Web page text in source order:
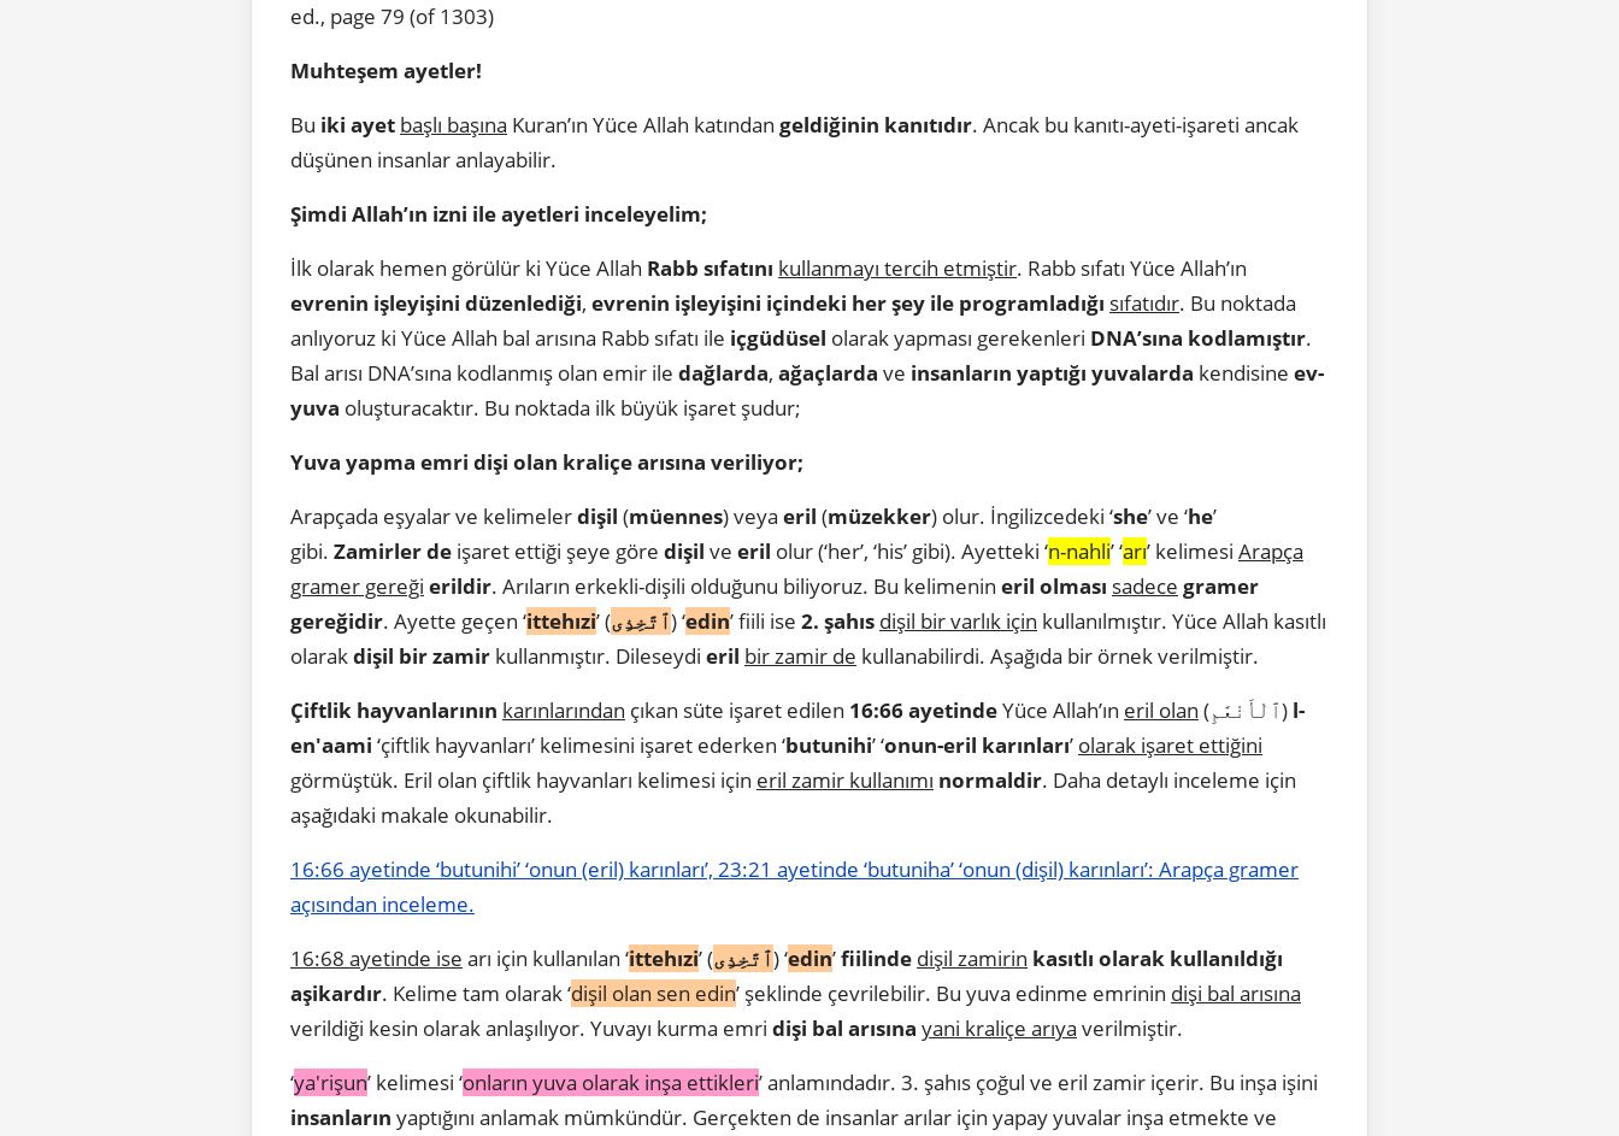
ed., page 79 (of 1303)
Muhteşem ayetler!
Bu iki ayet başlı başına Kuran’ın Yüce Allah katından geldiğinin kanıtıdır. Ancak bu kanıtı-ayeti-işareti ancak
düşünen insanlar anlayabilir.
Şimdi Allah’ın izni ile ayetleri inceleyelim;
İlk olarak hemen görülür ki Yüce Allah Rabb sıfatını kullanmayı tercih etmiştir. Rabb sıfatı Yüce Allah’ın
evrenin işleyişini düzenlediği, evrenin işleyişini içindeki her şey ile programladığı sıfatıdır. Bu noktada
anlıyoruz ki Yüce Allah bal arısına Rabb sıfatı ile içgüdüsel olarak yapması gerekenleri DNA’sına kodlamıştır.
Bal arısı DNA’sına kodlanmış olan emir ile dağlarda, ağaçlarda ve insanların yaptığı yuvalarda kendisine ev-
yuva oluşturacaktır. Bu noktada ilk büyük işaret şudur;
Yuva yapma emri dişi olan kraliçe arısına veriliyor;
Arapçada eşyalar ve kelimelerdişil (müennes) veya eril (müzekker) olur. İngilizcedeki ‘she’ ve ‘he’
gibi. Zamirler de işaret ettiği şeye göre dişil ve eril olur (‘her’, ‘his’ gibi). Ayetteki ‘n-nahli’ ‘arı’ kelimesi Arapça
gramer gereği erildir. Arıların erkekli-dişili olduğunu biliyoruz. Bu kelimenin eril olması sadece gramer
gereğidir. Ayette geçen ‘ittehızi’ (ٱتَّخِذِى) ‘edin’ fiili ise 2. şahıs dişil bir varlık için kullanılmıştır. Yüce Allah kasıtlı
olarakdişil bir zamir kullanmıştır. Dileseydi eril bir zamir de kullanabilirdi. Aşağıda bir örnek verilmiştir.
Çiftlik hayvanlarının karınlarından çıkan süte işaret edilen 16:66 ayetindeYüce Allah’ın eril olan (ٱلْأَنْعَٰمِ) l-
en'aami ‘çiftlik hayvanları’ kelimesini işaret ederken ‘butunihi’ ‘onun-eril karınları’ olarak işaret ettiğini
görmüştük. Eril olan çiftlik hayvanları kelimesi için eril zamir kullanımı normaldir. Daha detaylı inceleme için
aşağıdaki makale okunabilir.
16:66 ayetinde ‘butunihi’ ‘onun (eril) karınları’, 23:21 ayetinde ‘butuniha’ ‘onun (dişil) karınları’: Arapça gramer
açısından inceleme.
16:68 ayetinde ise arı için kullanılan ‘ittehızi’ (ٱتَّخِذِى) ‘edin’fiilinde dişil zamirin kasıtlı olarak kullanıldığı
aşikardır. Kelime tam olarak ‘dişil olan sen edin’ şeklinde çevrilebilir. Bu yuva edinme emrinin dişi bal arısına
verildiği kesin olarak anlaşılıyor. Yuvayı kurma emri dişi bal arısına yani kraliçe arıya verilmiştir.
‘ya'rişun’ kelimesi ‘onların yuva olarak inşa ettikleri’ anlamındadır. 3. şahıs çoğul ve eril zamir içerir. Bu inşa işini
insanların yaptığını anlamak mümkündür. Gerçekten de insanlar arılar için yapay yuvalar inşa etmekte ve